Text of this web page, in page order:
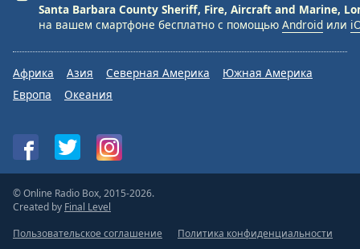
Santa Barbara County Sheriff, Fire, Aircraft and Marine,
на вашем смартфоне бесплатно с помощью Android или
Африка Азия Северная Америка
Южная Америка
Европа
Океания
© Online Radio Box, 2015-2026.
Created by Final Level
Пользовательское соглашение
Политика конфиденциальности